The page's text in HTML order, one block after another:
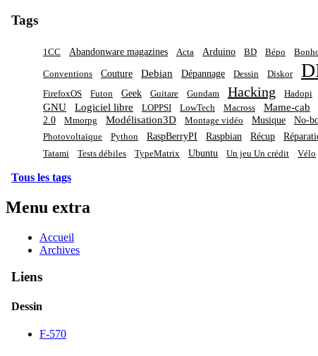
Tags
1CC Abandonware magazines Acta Arduino BD Bépo
Conventions Couture Debian Dépannage Dessin Diskor
FirefoxOS
Futon Geek Guitare Gundam Hacking Hadopi
GNU
Logiciel libre LOPPSI LowTech Macross Mame-cab
2.0
Mmorpg Modélisation3D Montage vidéo Musique No-
Photovoltaïque
Python RaspBerryPI Raspbian Récup
Tatami
Tests débiles TypeMatrix Ubuntu Un jeu Un crédit Vélo
Tous les tags
Menu extra
Accueil
Archives
Liens
Dessin
F-570